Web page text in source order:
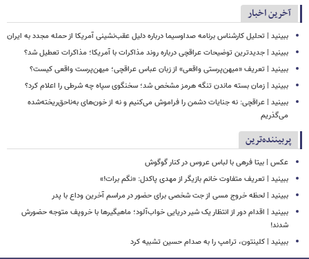
آخرین اخبار
ببینید | تحلیل کارشناس برنامه صداوسیما درباره دلیل عقب‌نشینی آمریکا از حمله مجدد به ایران
ببینید | جدیدترین توضیحات عراقچی درباره روند مذاکرات با آمریکا؛ مذاکرات تعطیل شد؟
ببینید | تعریف «میهن‌پرستی واقعی» از زبان عباس عراقچی؛ میهن‌پرست واقعی کیست؟
ببینید | زمان بسته ماندن تنگه هرمز مشخص شد؛ سخنگوی سپاه چه شرطی را اعلام کرد؟
ببینید | عراقچی: نه جنایات دشمن را فراموش می‌کنیم و نه از خون‌های به‌ناحق‌ریخته‌شده
می‌گذریم
پربیننده‌ترین
عکس | بیتا فرهی با لباس عروس در کنار گوگوش
ببینید | تعریف متفاوت خانم بازیگر از مهدی پاکدل: «نگم برات!»
ببینید | لحظه خروج مسی از جت شخصی برای حضور در مراسم آخرین وداع با پدر
ببینید | اقدام دور از انتظار یک شیر دریایی خواب‌آلود؛ ماهیگیرها با خروپف متوجه حضورش
شدند!
ببینید | کلینتون، ترامپ را به صدام حسین تشبیه کرد